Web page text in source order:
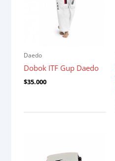
Daedo
Dobok ITF Gup Daedo
$35.000